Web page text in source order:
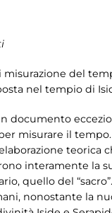
del
nel tempio di
documento
misurare il
teorica
interamente la
quello del
nonostante la